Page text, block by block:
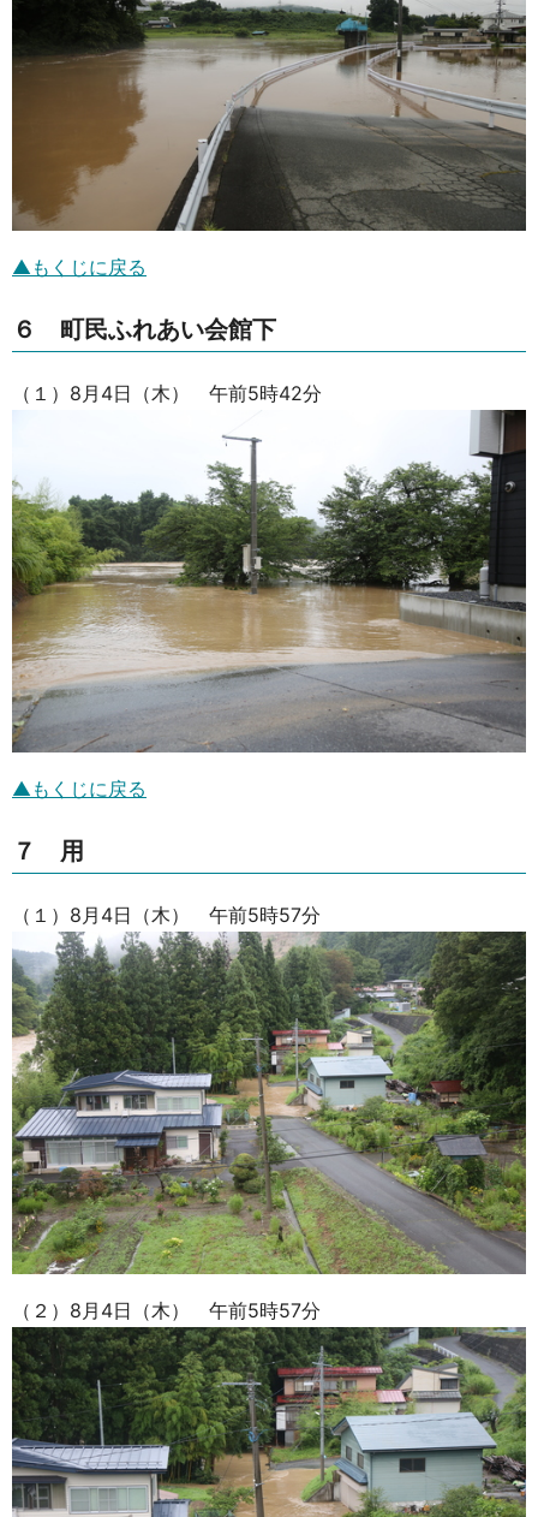
▲もくじに戻る
６ 町民ふれあい会館下
（１）8月4日（木） 午前5時42分
▲もくじに戻る
７ 用
（１）8月4日（木） 午前5時57分
（２）8月4日（木） 午前5時57分